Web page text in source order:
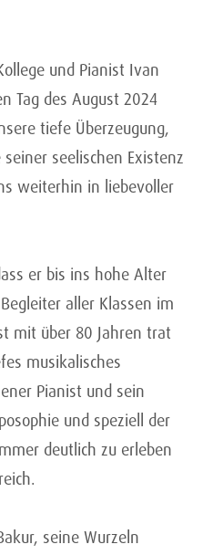
und Pianist Ivan
Tag des August 2024
tiefe Überzeugung,
seelischen Existenz
weiterhin in liebevoller
er bis ins hohe Alter
aller Klassen im
mit über 80 Jahren trat
musikalisches
Pianist und sein
und speziell der
deutlich zu erleben
seine Wurzeln